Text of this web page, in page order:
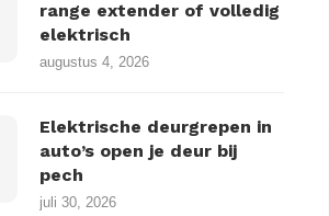
range extender of volledig
elektrisch
augustus 4, 2026
Elektrische deurgrepen in
auto’s open je deur bij
pech
juli 30, 2026